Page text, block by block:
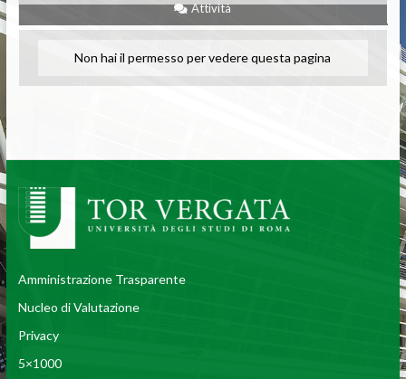
Attività
Non hai il permesso per vedere questa pagina
Amministrazione Trasparente
Nucleo di Valutazione
Privacy
5×1000